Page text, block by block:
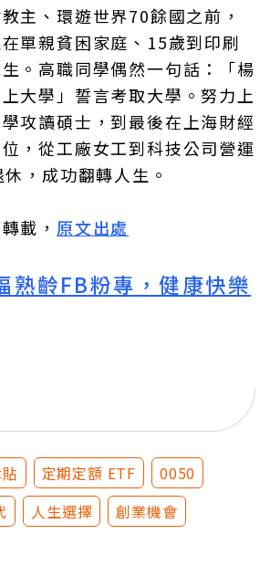
主、環遊世界70餘國之前，
單親貧困家庭、15歲到印刷
。高職同學偶然一句話：「楊
大學」誓言考取大學。努力上
攻讀碩士，到最後在上海財經
，從工廠女工到科技公司營運
，成功翻轉人生。
載， 原文出處
熟齡FB粉專，健康快樂
定期定額 ETF
0050
人生選擇
創業機會